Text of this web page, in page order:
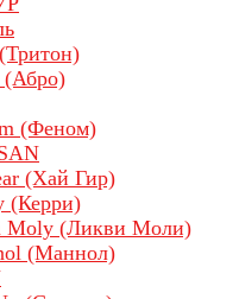
(Абро)
(Феном)
(Хай Гир)
(Керри)
Moly (Ликви Моли)
(Маннол)